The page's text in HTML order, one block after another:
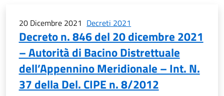
20 Dicembre 2021 Decreti 2021
Decreto n. 846 del 20 dicembre 2021
– Autorità di Bacino Distrettuale
dell’Appennino Meridionale – Int. N.
37 della Del. CIPE n. 8/2012